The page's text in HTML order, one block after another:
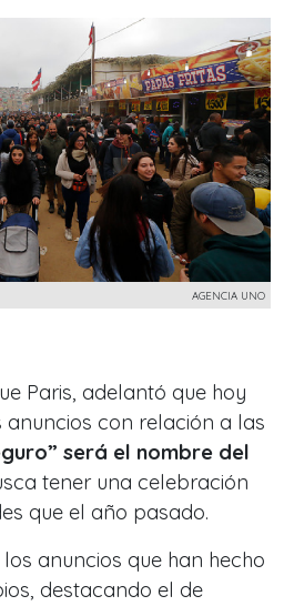
AGENCIA UNO
Paris, adelantó que hoy
con relación a las
será el nombre del
tener una celebración
que el año pasado.
anuncios que han hecho
destacando el de